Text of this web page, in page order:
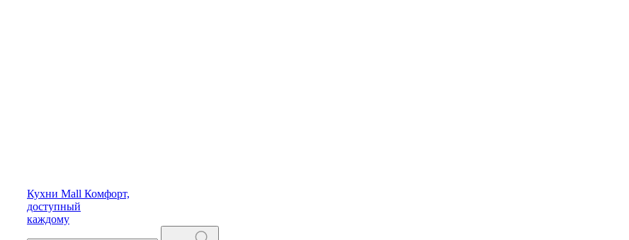
Кухни Mall Комфорт,
доступный
каждому